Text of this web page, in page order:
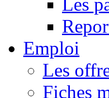
Emploi
Les
Fiches